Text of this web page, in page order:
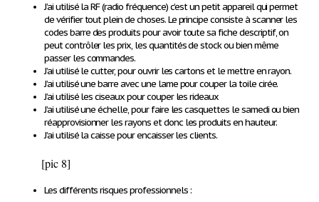
J’ai utilisé la RF (radio fréquence) c’est un petit appareil qui permet
de vérifier tout plein de choses. Le principe consiste à scanner les
codes barre des produits pour avoir toute sa fiche descriptif, on
peut contrôler les prix, les quantités de stock ou bien même
passer les commandes.
J’ai utilisé le cutter, pour ouvrir les cartons et le mettre en rayon.
J’ai utilisé une barre avec une lame pour couper la toile cirée.
J’ai utilisé les ciseaux pour couper les rideaux
J’ai utilisé une échelle, pour faire les casquettes le samedi ou bien
réapprovisionner les rayons et donc les produits en hauteur.
J’ai utilisé la caisse pour encaisser les clients.
[pic 8]
Les différents risques professionnels :